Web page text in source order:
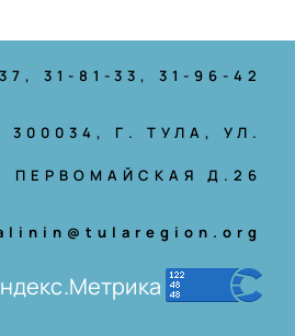
, 31-81-33, 31-96-42
300034, Г. ТУЛА, УЛ.
ПЕРВОМАЙСКАЯ Д.26